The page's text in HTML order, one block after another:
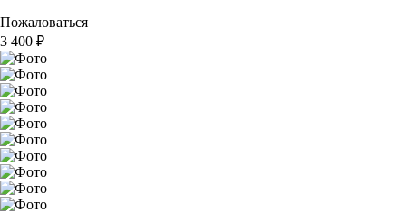
Пожаловаться
3 400 ₽